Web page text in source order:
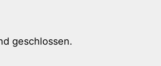
geschlossen.